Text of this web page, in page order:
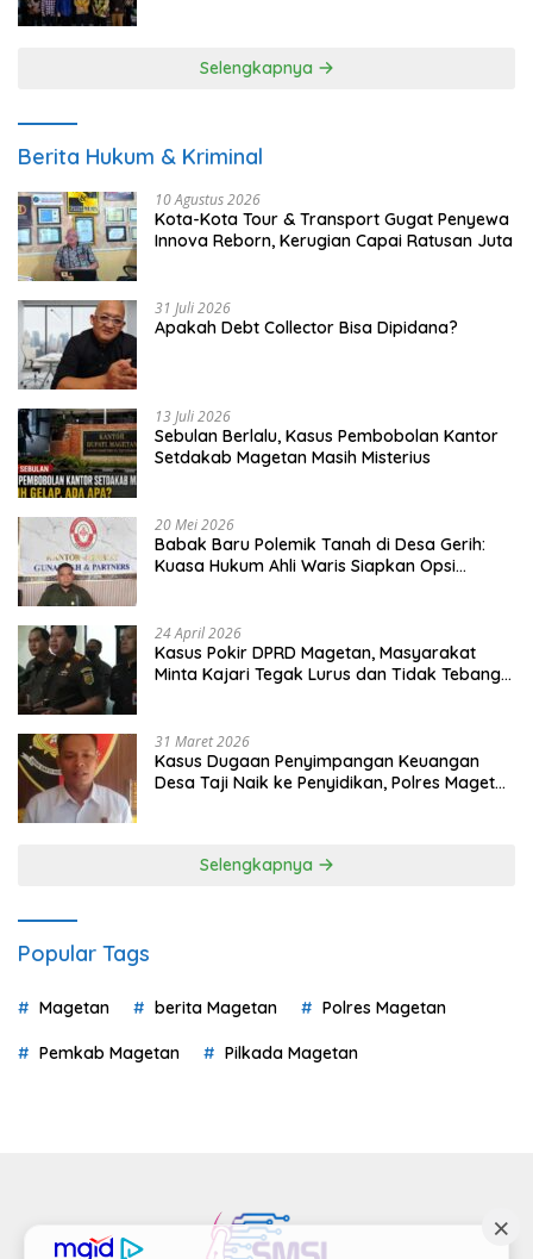
Selengkapnya
Berita Hukum & Kriminal
10 Agustus 2026
Kota-Kota Tour & Transport Gugat Penyewa
Innova Reborn, Kerugian Capai Ratusan Juta
31 Juli 2026
Apakah Debt Collector Bisa Dipidana?
13 Juli 2026
Sebulan Berlalu, Kasus Pembobolan Kantor
Setdakab Magetan Masih Misterius
20 Mei 2026
Babak Baru Polemik Tanah di Desa Gerih:
Kuasa Hukum Ahli Waris Siapkan Opsi
24 April 2026
Kasus Pokir DPRD Magetan, Masyarakat
Minta Kajari Tegak Lurus dan Tidak Tebang
31 Maret 2026
Kasus Dugaan Penyimpangan Keuangan
Desa Taji Naik ke Penyidikan, Polres Magetan
Selengkapnya
Popular Tags
Magetan berita Magetan Polres Magetan
Pemkab Magetan Pilkada Magetan